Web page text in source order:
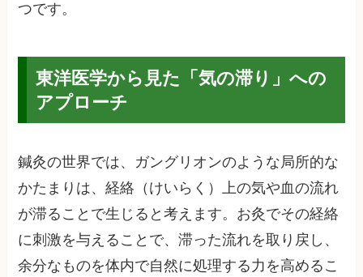
つです。
東洋医学から見た「気の滞り」への
アプローチ
鍼灸の世界では、ガングリオンのような局所的な
かたまりは、経絡（けいらく）上の気や血の流れ
が滞ることで生じると考えます。お灸でその経絡
に刺激を与えることで、滞った流れを取り戻し、
余分なものを体内で自然に処理する力を高めるこ